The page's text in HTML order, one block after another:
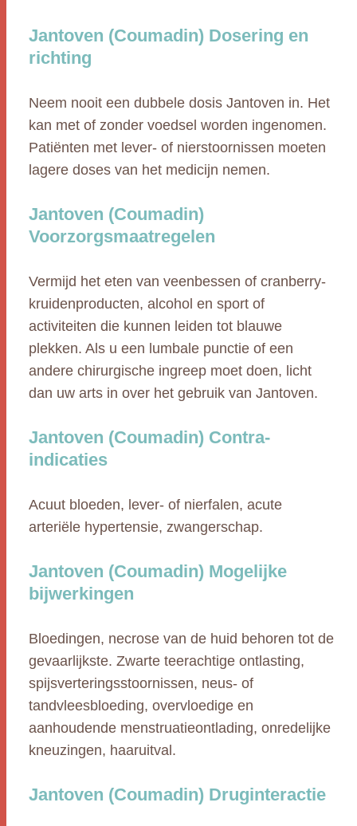
Jantoven (Coumadin) Dosering en
richting
Neem nooit een dubbele dosis Jantoven in. Het
kan met of zonder voedsel worden ingenomen.
Patiënten met lever- of nierstoornissen moeten
lagere doses van het medicijn nemen.
Jantoven (Coumadin)
Voorzorgsmaatregelen
Vermijd het eten van veenbessen of cranberry-
kruidenproducten, alcohol en sport of
activiteiten die kunnen leiden tot blauwe
plekken. Als u een lumbale punctie of een
andere chirurgische ingreep moet doen, licht
dan uw arts in over het gebruik van Jantoven.
Jantoven (Coumadin) Contra-
indicaties
Acuut bloeden, lever- of nierfalen, acute
arteriële hypertensie, zwangerschap.
Jantoven (Coumadin) Mogelijke
bijwerkingen
Bloedingen, necrose van de huid behoren tot de
gevaarlijkste. Zwarte teerachtige ontlasting,
spijsverteringsstoornissen, neus- of
tandvleesbloeding, overvloedige en
aanhoudende menstruatieontlading, onredelijke
kneuzingen, haaruitval.
Jantoven (Coumadin) Druginteractie